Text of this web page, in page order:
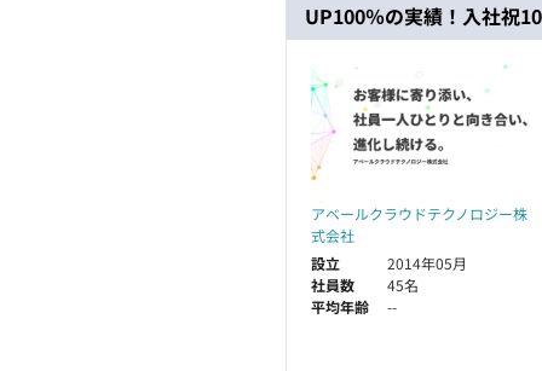
UP100％の実績！入社祝
アベールクラウドテクノロジー株
式会社
設立
2014年05月
社員数
45名
平均年齢
--